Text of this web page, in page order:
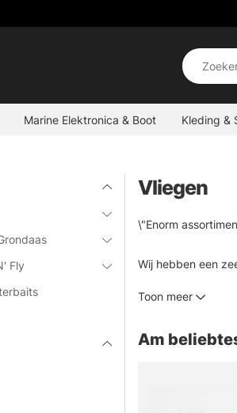
Marine Elektronica & Boot Kleding &
Fly
Vliegen
\"Enorm
Wij hebben een
etc. Allemaal
te halen!\"
Toon meer
Am